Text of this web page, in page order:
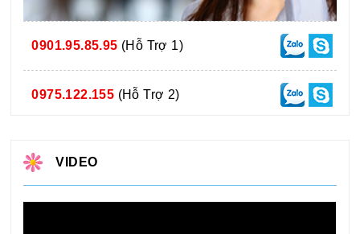
0901.95.85.95 (Hỗ Trợ 1)
0975.122.155 (Hỗ Trợ 2)
VIDEO